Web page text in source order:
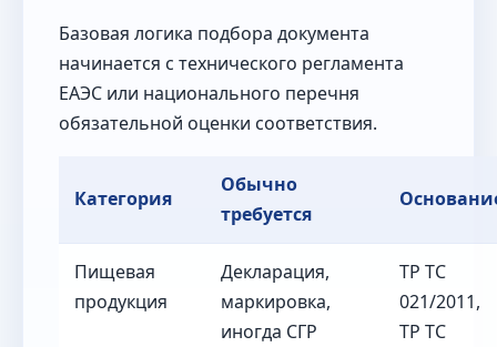
Базовая логика подбора документа
начинается с технического регламента
ЕАЭС или национального перечня
обязательной оценки соответствия.
Категория
Обычно
требуется
Пищевая
продукция
Декларация,
маркировка,
иногда СГР
ТР ТС
021/2011,
ТР ТС